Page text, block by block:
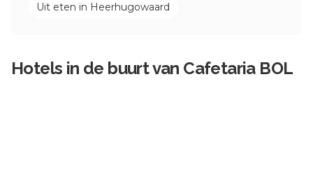
Uit eten in Heerhugowaard
Hotels in de buurt van Cafetaria BOL